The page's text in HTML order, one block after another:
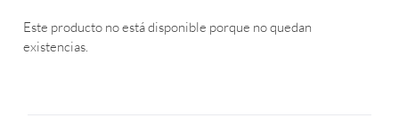
Este producto no está disponible porque no quedan
existencias.